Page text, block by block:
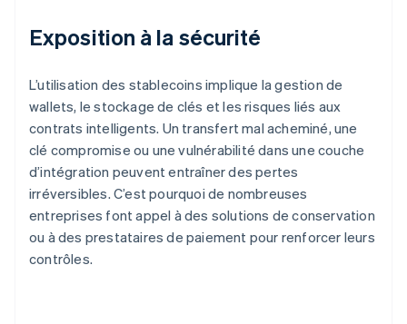
Exposition à la sécurité
L’utilisation des stablecoins implique la gestion de
wallets, le stockage de clés et les risques liés aux
contrats intelligents. Un transfert mal acheminé, une
clé compromise ou une vulnérabilité dans une couche
d’intégration peuvent entraîner des pertes
irréversibles. C’est pourquoi de nombreuses
entreprises font appel à des solutions de conservation
ou à des prestataires de paiement pour renforcer leurs
contrôles.